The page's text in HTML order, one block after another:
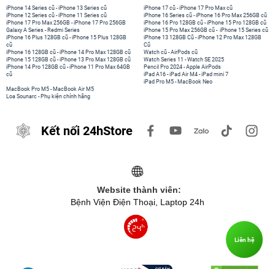
iPhone 14 Series cũ -iPhone 13 Series cũ
iPhone 12 Series cũ -iPhone 11 Series cũ
iPhone 17 Pro Max 256GB -iPhone 17 Pro 256GB
Galaxy A Series - Redmi Series
iPhone 17 cũ -iPhone 17 Pro Max cũ
iPhone 16 Series cũ - iPhone 16 Pro Max 256GB cũ
iPhone 16 Pro 128GB cũ -iPhone 15 Pro 128GB cũ
iPhone 15 Pro Max 256GB cũ - iPhone 15 Series cũ
iPhone 16 Plus 128GB cũ -iPhone 15 Plus 128GB
cũ
iPhone 16 128GB cũ -iPhone 14 Pro Max 128GB cũ
iPhone 15 128GB cũ -iPhone 13 Pro Max 128GB cũ
iPhone 14 Pro 128GB cũ -iPhone 11 Pro Max 64GB
cũ
iPhone 13 128GB Cũ -iPhone 12 Pro Max 128GB
Cũ
Watch cũ -AirPods cũ
Watch Series 11 -Watch SE 2025
Pencil Pro 2024 -Apple AirPods
iPad A16 -iPad Air M4 -iPad mini 7
iPad Pro M5 - MacBook Neo
MacBook Pro M5 - MacBook Air M5
Loa Sounarc - Phụ kiện chính hãng
Kết nối 24hStore
Website thành viên:
Bệnh Viện Điện Thoại, Laptop 24h
Liên hệ